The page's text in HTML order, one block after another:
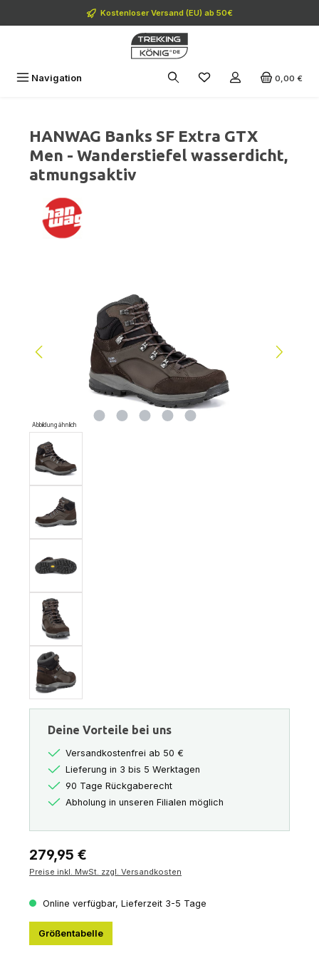
Zum Hauptinhalt springenKostenloser Versand (EU) ab 50€
Navigation 0,00 €
HANWAG Banks SF Extra GTX
Men - Wanderstiefel wasserdicht,
atmungsaktiv
Abbildung ähnlich
Deine Vorteile bei uns
Versandkostenfrei ab 50 €
Lieferung in 3 bis 5 Werktagen
90 Tage Rückgaberecht
Abholung in unseren Filialen möglich
Regulärer Preis:
279,95 €
Preise inkl. MwSt. zzgl. Versandkosten
Online verfügbar, Lieferzeit 3-5 Tage
Größentabelle